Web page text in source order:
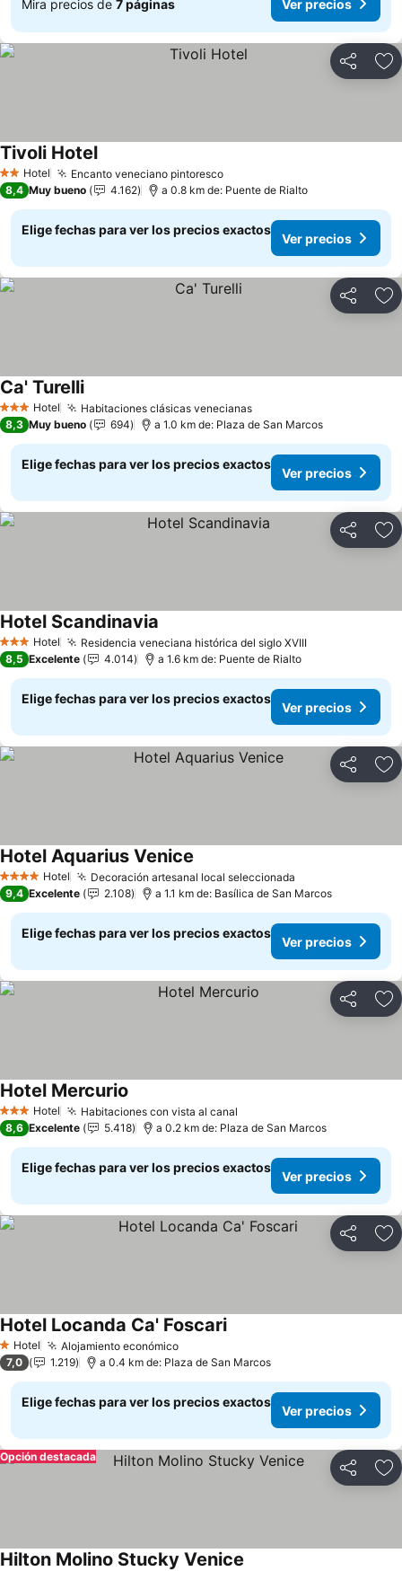
Mira precios de 7 páginas Ver precios
Compartir
2 Estrellas
Hotel Encanto veneciano pintoresco
Tivoli Hotel
8,4 Muy bueno 4.162 a 0.8 km de: Puente de Rialto
Elige fechas para ver los precios exactos
Ver precios
Compartir
3 Estrellas
Hotel Habitaciones clásicas venecianas
Ca' Turelli
8,3 Muy bueno 694 a 1.0 km de: Plaza de San Marcos
Elige fechas para ver los precios exactos
Ver precios
Compartir
3 Estrellas
Hotel Residencia veneciana histórica del siglo XVIII
Hotel Scandinavia
8,5 Excelente 4.014 a 1.6 km de: Puente de Rialto
Elige fechas para ver los precios exactos
Ver precios
Compartir
4 EstrellasHotel Decoración artesanal local seleccionada
Hotel Aquarius Venice
9,4 Excelente 2.108 a 1.1 km de: Basílica de San Marcos
Elige fechas para ver los precios exactos
Ver precios
Compartir
3 Estrellas
Hotel Habitaciones con vista al canal
Hotel Mercurio
8,6 Excelente 5.418 a 0.2 km de: Plaza de San Marcos
Elige fechas para ver los precios exactos
Ver precios
Compartir
1 Estrellas
Hotel Alojamiento económico
Hotel Locanda Ca' Foscari
7,0 1.219 a 0.4 km de: Plaza de San Marcos
Elige fechas para ver los precios exactos
Ver precios
Compartir
Opción destacada
Hilton Molino Stucky Venice